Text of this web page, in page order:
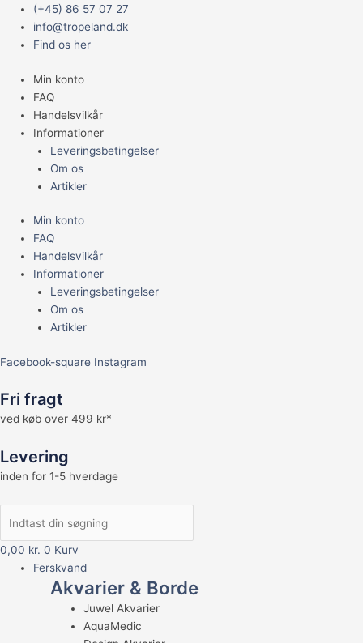
indholdet
(+45) 86 57 07 27
info@tropeland.dk
Find os her
Min konto
FAQ
Handelsvilkår
Informationer
Leveringsbetingelser
Om os
Artikler
Min konto
FAQ
Handelsvilkår
Informationer
Leveringsbetingelser
Om os
Artikler
Facebook-square Instagram
Fri fragt
ved køb over 499 kr*
Levering
inden for 1-5 hverdage
0,00 kr. 0 Kurv
Main
Menu
Ferskvand
Akvarier & Borde
Juwel Akvarier
AquaMedic